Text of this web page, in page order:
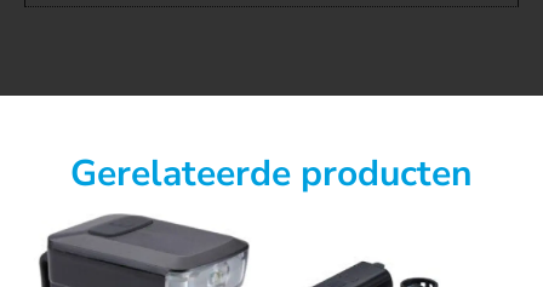
Gerelateerde producten